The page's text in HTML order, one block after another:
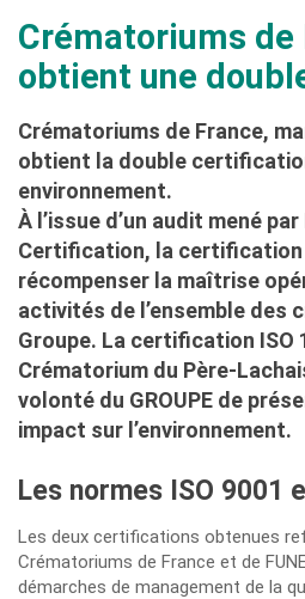
Crématoriums de
obtient une
Crématoriums de France,
obtient la double
environnement.
À l’issue d’un audit mené
Certification, la certification
récompenser la maîtrise
activités de l’ensemble des
Groupe. La certification ISO
Crématorium du Père-
volonté du GROUPE de
impact sur l’environnement.
Les normes ISO 9001
Les deux certifications obtenues
Crématoriums de France et de
démarches de management de la